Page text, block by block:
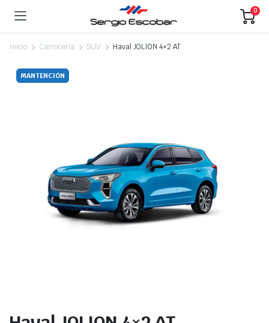
0
Inicio Carrocería SUV Haval JOLION 4×2 AT
MANTENCIÓN